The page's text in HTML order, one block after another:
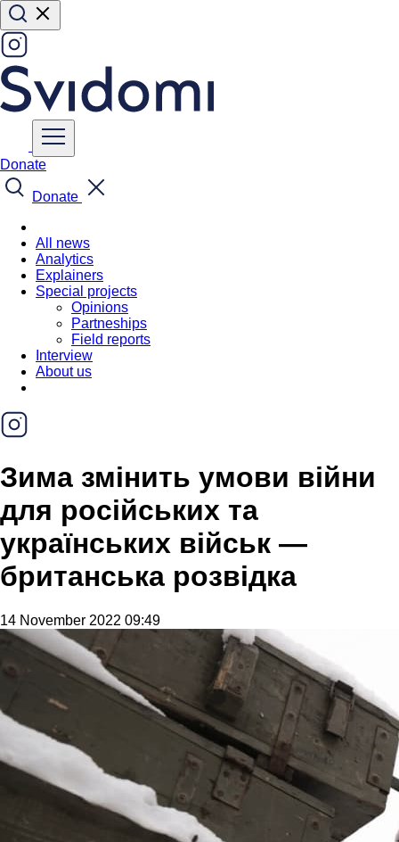
Donate
Donate
All news
Analytics
Explainers
Special projects
Opinions
Partneships
Field reports
Interview
About us
Зима змінить умови війни
для російських та
українських військ —
британська розвідка
14 November 2022 09:49